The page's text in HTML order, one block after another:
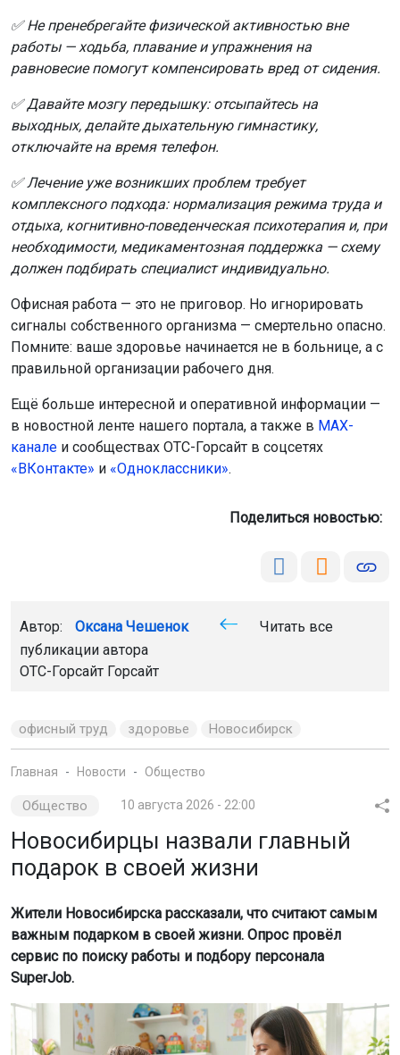
✅ Не пренебрегайте физической активностью вне
работы — ходьба, плавание и упражнения на
равновесие помогут компенсировать вред от сидения.
✅ Давайте мозгу передышку: отсыпайтесь на
выходных, делайте дыхательную гимнастику,
отключайте на время телефон.
✅ Лечение уже возникших проблем требует
комплексного подхода: нормализация режима труда и
отдыха, когнитивно-поведенческая психотерапия и, при
необходимости, медикаментозная поддержка — схему
должен подбирать специалист индивидуально.
Офисная работа — это не приговор. Но игнорировать
сигналы собственного организма — смертельно опасно.
Помните: ваше здоровье начинается не в больнице, а с
правильной организации рабочего дня.
Ещё больше интересной и оперативной информации —
в новостной ленте нашего портала, а также в МАХ-
канале и сообществах ОТС-Горсайт в соцсетях
«ВКонтакте» и «Одноклассники».
Поделиться новостью:
Автор: Оксана Чешенок
Читать все
публикации автора
ОТС-Горсайт Горсайт
офисный труд здоровье Новосибирск
Главная Новости Общество
Общество 10 августа 2026 - 22:00
Новосибирцы назвали главный
подарок в своей жизни
Жители Новосибирска рассказали, что считают самым
важным подарком в своей жизни. Опрос провёл
сервис по поиску работы и подбору персонала
SuperJob.